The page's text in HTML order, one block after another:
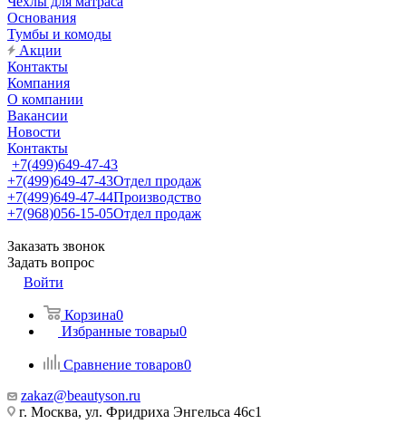
Основания
Тумбы и комоды
Акции
Контакты
Компания
О компании
Вакансии
Новости
Контакты
+7(499)649-47-43
+7(499)649-47-43Отдел продаж
+7(499)649-47-44Производство
+7(968)056-15-05Отдел продаж
Заказать звонок
Задать вопрос
Войти
Корзина0
Избранные товары0
Сравнение товаров0
zakaz@beautyson.ru
г. Москва, ул. Фридриха Энгельса 46с1